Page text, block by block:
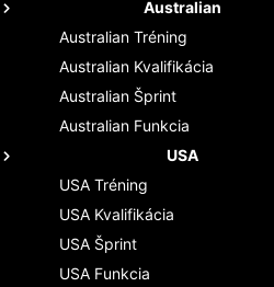
Australian
Australian Tréning
Australian Kvalifikácia
Australian Šprint
Australian Funkcia
USA
USA Tréning
USA Kvalifikácia
USA Šprint
USA Funkcia